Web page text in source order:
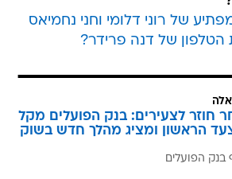
של רוני דלומי וחני נחמיאס
של דנה פרידר?
חוזר לצעירים: בנק הפועלים מקל
הראשון ומציג מהלך חדש בשוק
בנק הפועלים